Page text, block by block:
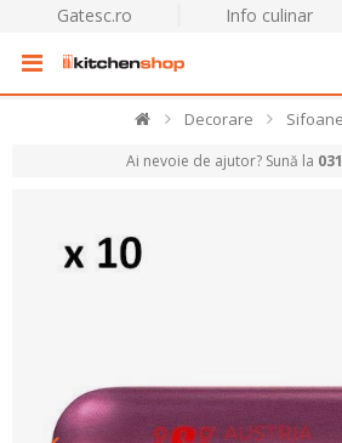
Gatesc.ro Info culinar
Decorare
Ai nevoie de ajutor? Sună la